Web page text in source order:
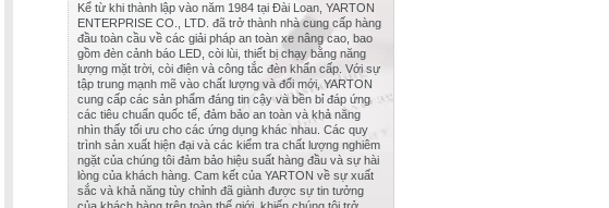
Kể từ khi thành lập vào năm 1984 tại Đài Loan, YARTON
ENTERPRISE CO., LTD. đã trở thành nhà cung cấp hàng
đầu toàn cầu về các giải pháp an toàn xe nâng cao, bao
gồm đèn cảnh báo LED, còi lùi, thiết bị chạy bằng năng
lượng mặt trời, còi điện và công tắc đèn khẩn cấp. Với sự
tập trung mạnh mẽ vào chất lượng và đổi mới, YARTON
cung cấp các sản phẩm đáng tin cậy và bền bỉ đáp ứng
các tiêu chuẩn quốc tế, đảm bảo an toàn và khả năng
nhìn thấy tối ưu cho các ứng dụng khác nhau. Các quy
trình sản xuất hiện đại và các kiểm tra chất lượng nghiêm
ngặt của chúng tôi đảm bảo hiệu suất hàng đầu và sự hài
lòng của khách hàng. Cam kết của YARTON về sự xuất
sắc và khả năng tùy chỉnh đã giành được sự tin tưởng